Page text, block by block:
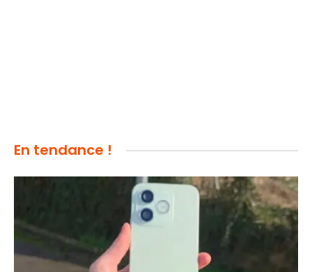
En tendance !